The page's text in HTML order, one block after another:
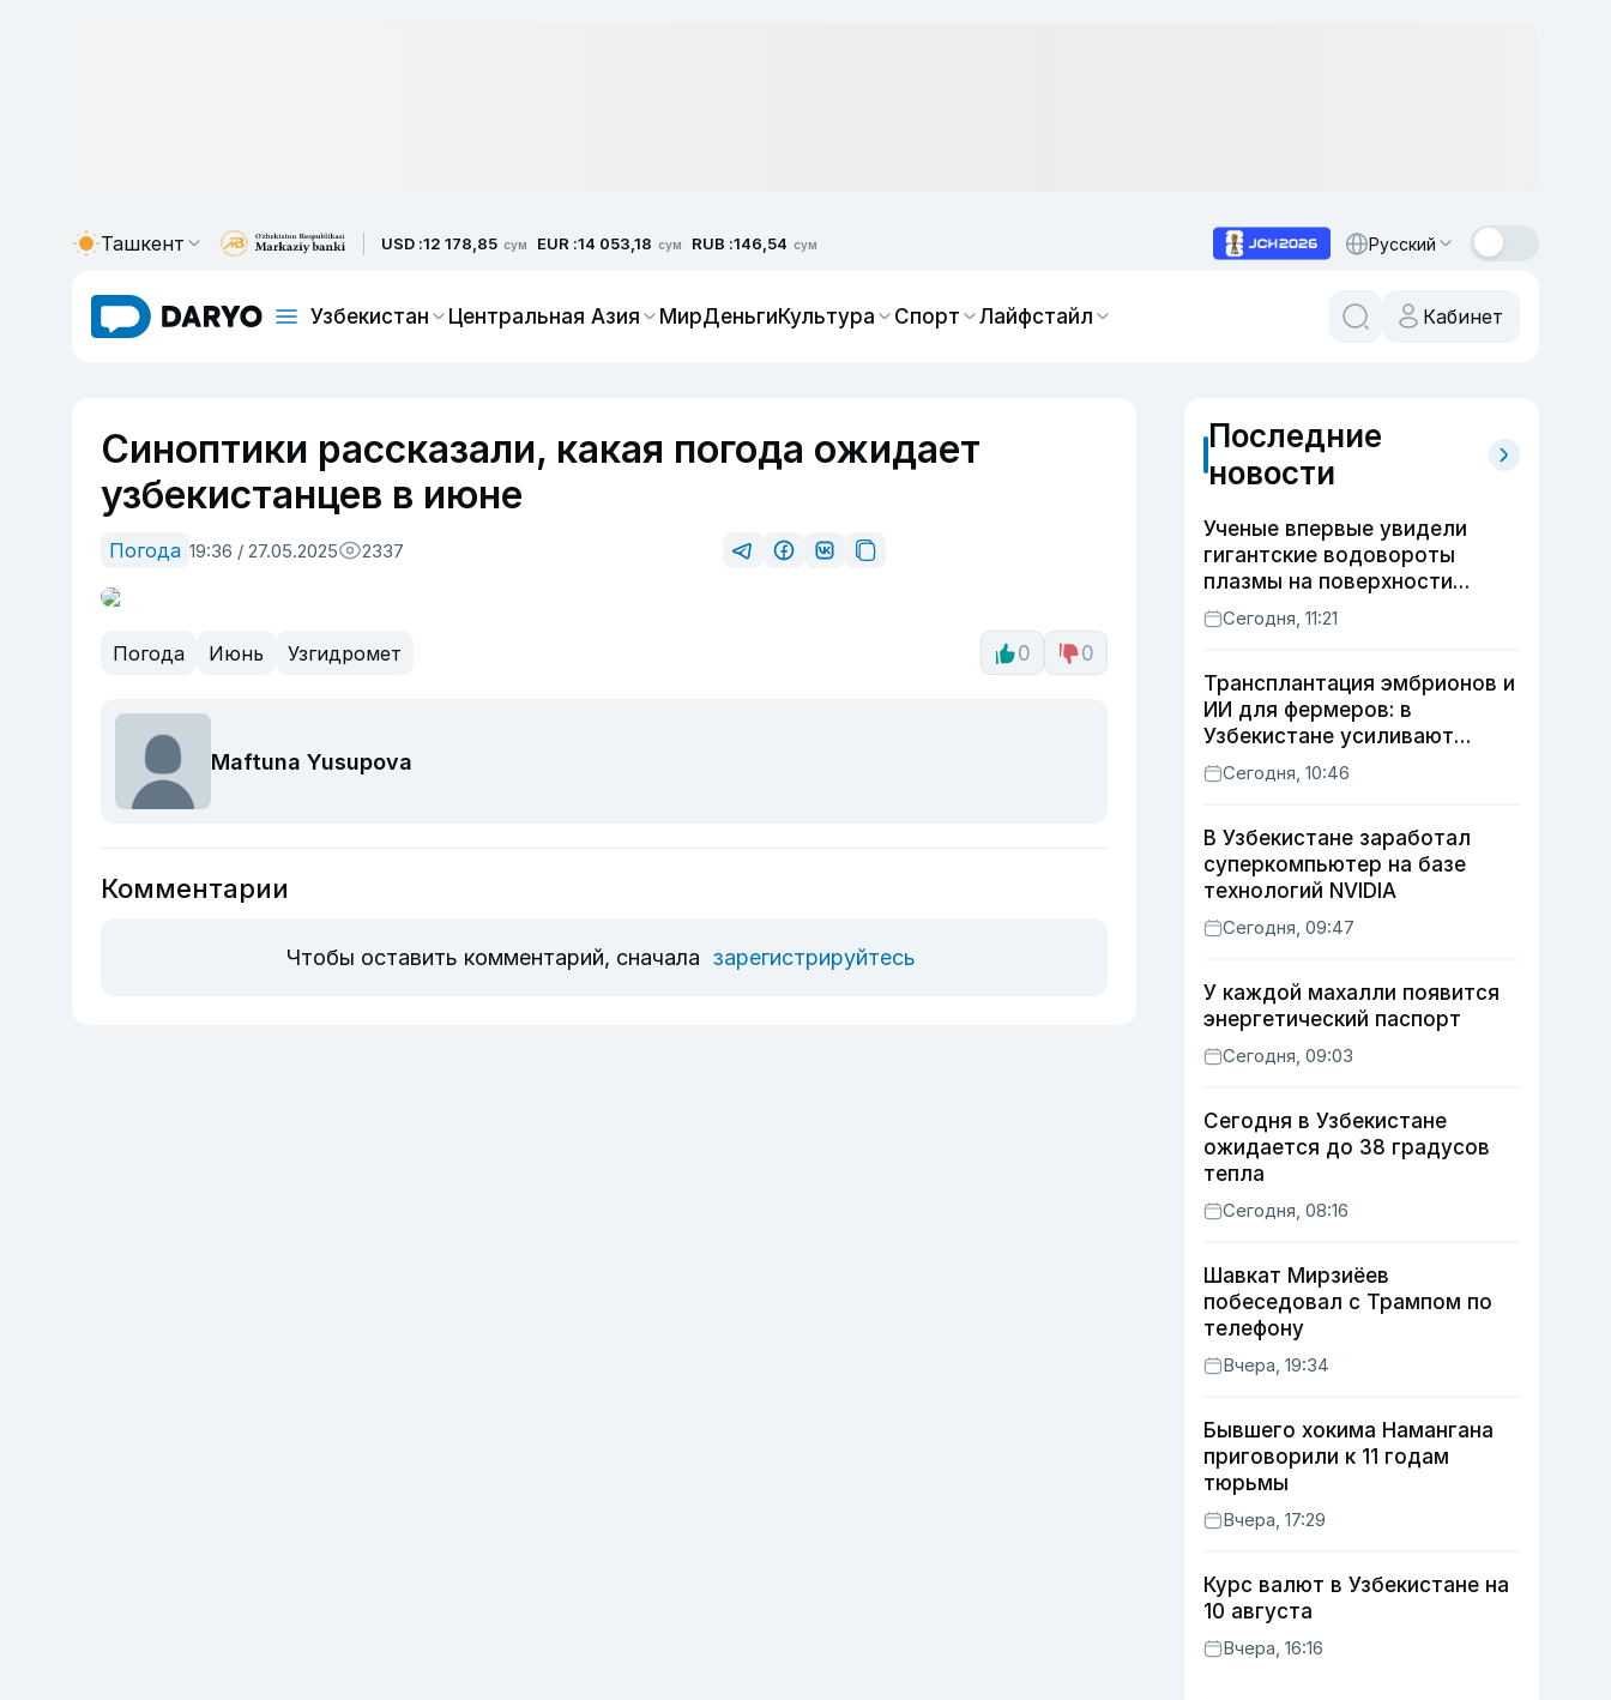
Ташкент USD :12 178,85 сум EUR :14 053,18 сум RUB :146,54 сум Русский
Узбекистан Центральная Азия МирДеньгиКультура Спорт Лайфстайл Кабинет
Синоптики рассказали, какая погода ожидает
узбекистанцев в июне
Погода 19:36 / 27.05.2025 2337
Погода Июнь Узгидромет 0 0
Maftuna Yusupova
Комментарии
Чтобы оставить комментарий, сначала зарегистрируйтесь
Последние
новости
Ученые впервые увидели
гигантские водовороты
плазмы на поверхности
Солнца
Сегодня, 11:21
Трансплантация эмбрионов и
ИИ для фермеров: в
Узбекистане усиливают
развитие животноводства
Сегодня, 10:46
В Узбекистане заработал
суперкомпьютер на базе
технологий NVIDIA
Сегодня, 09:47
У каждой махалли появится
энергетический паспорт
Сегодня, 09:03
Сегодня в Узбекистане
ожидается до 38 градусов
тепла
Сегодня, 08:16
Шавкат Мирзиёев
побеседовал с Трампом по
телефону
Вчера, 19:34
Бывшего хокима Намангана
приговорили к 11 годам
тюрьмы
Вчера, 17:29
Курс валют в Узбекистане на
10 августа
Вчера, 16:16